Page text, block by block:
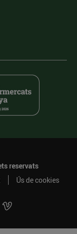
reservats
Ús de cookies